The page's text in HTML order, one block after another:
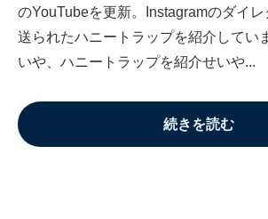
のYouTubeを更新。Instagramのダイ
送られたハニートラップを紹介してい
いや、ハニートラップを紹介せいや...
続きを読む